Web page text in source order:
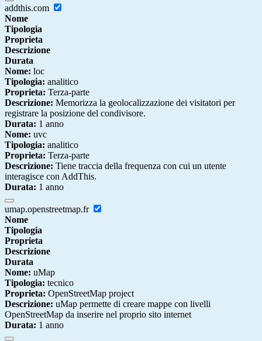
addthis.com
Nome
Tipologia
Proprieta
Descrizione
Durata
Nome: loc
Tipologia: analitico
Proprieta: Terza-parte
Descrizione: Memorizza la geolocalizzazione dei visitatori per
registrare la posizione del condivisore.
Durata: 1 anno
Nome: uvc
Tipologia: analitico
Proprieta: Terza-parte
Descrizione: Tiene traccia della frequenza con cui un utente
interagisce con AddThis.
Durata: 1 anno
umap.openstreetmap.fr
Nome
Tipologia
Proprieta
Descrizione
Durata
Nome: uMap
Tipologia: tecnico
Proprieta: OpenStreetMap project
Descrizione: uMap permette di creare mappe con livelli
OpenStreetMap da inserire nel proprio sito internet
Durata: 1 anno